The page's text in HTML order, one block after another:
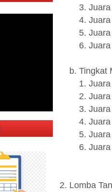
3. Juara 3
4. Juara
5. Juara
6. Juara
b. Tingkat
1. Juara 1
2. Juara 2
3. Juara 3
4. Juara
5. Juara
6. Juara
2. Lomba